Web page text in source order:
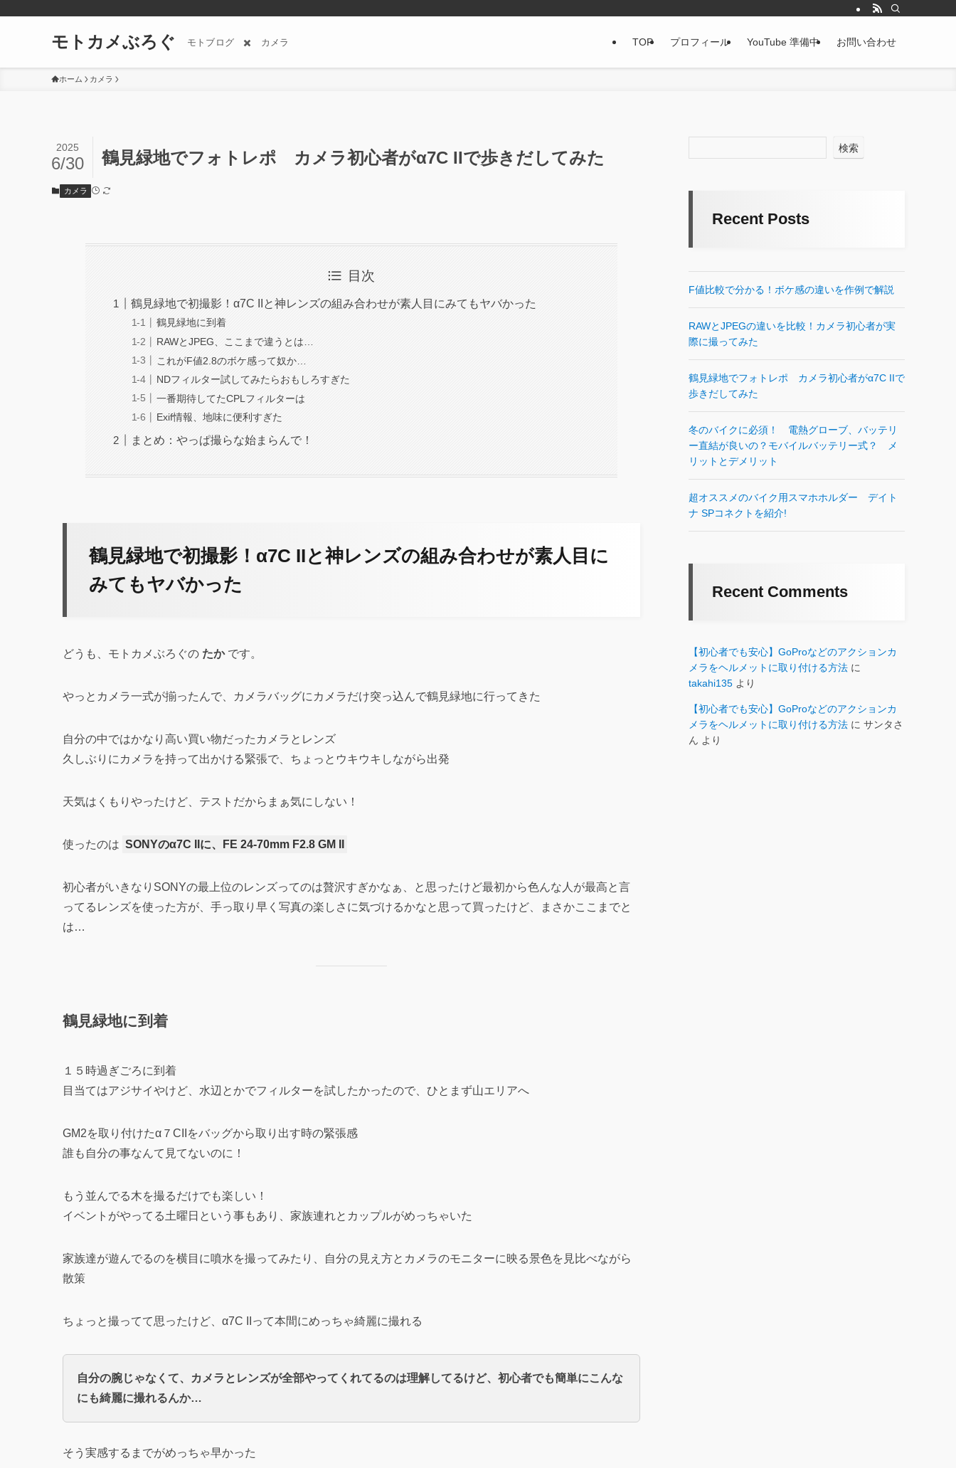
モトカメぶろぐ モトブログ ✖️ カメラ TOP プロフィール YouTube 準備中 お問い合わせ
ホーム カメラ
鶴見緑地でフォトレポ カメラ初心者がα7C IIで歩きだしてみた
2025
6/30
カメラ
目次
鶴見緑地で初撮影！α7C IIと神レンズの組み合わせが素人目にみてもヤバかった
鶴見緑地に到着
RAWとJPEG、ここまで違うとは…
これがF値2.8のボケ感って奴か…
NDフィルター試してみたらおもしろすぎた
一番期待してたCPLフィルターは
Exif情報、地味に便利すぎた
まとめ：やっぱ撮らな始まらんで！
鶴見緑地で初撮影！α7C IIと神レンズの組み合わせが素人目に
みてもヤバかった
どうも、モトカメぶろぐの たかです。
やっとカメラ一式が揃ったんで、カメラバッグにカメラだけ突っ込んで鶴見緑地に行ってきた
自分の中ではかなり高い買い物だったカメラとレンズ
久しぶりにカメラを持って出かける緊張で、ちょっとウキウキしながら出発
天気はくもりやったけど、テストだからまぁ気にしない！
使ったのは SONYのα7C IIに、FE 24-70mm F2.8 GM II
初心者がいきなりSONYの最上位のレンズってのは贅沢すぎかなぁ、と思ったけど最初から色んな人が最高と言
ってるレンズを使った方が、手っ取り早く写真の楽しさに気づけるかなと思って買ったけど、まさかここまでと
は…
鶴見緑地に到着
１５時過ぎごろに到着
目当てはアジサイやけど、水辺とかでフィルターを試したかったので、ひとまず山エリアへ
GM2を取り付けたα７CIIをバッグから取り出す時の緊張感
誰も自分の事なんて見てないのに！
もう並んでる木を撮るだけでも楽しい！
イベントがやってる土曜日という事もあり、家族連れとカップルがめっちゃいた
家族達が遊んでるのを横目に噴水を撮ってみたり、自分の見え方とカメラのモニターに映る景色を見比べながら
散策
ちょっと撮ってて思ったけど、α7C IIって本間にめっちゃ綺麗に撮れる
自分の腕じゃなくて、カメラとレンズが全部やってくれてるのは理解してるけど、初心者でも簡単にこんな
にも綺麗に撮れるんか…
そう実感するまでがめっちゃ早かった
検索
Recent Posts
F値比較で分かる！ボケ感の違いを作例で解説
RAWとJPEGの違いを比較！カメラ初心者が実
際に撮ってみた
鶴見緑地でフォトレポ カメラ初心者がα7C IIで
歩きだしてみた
冬のバイクに必須！ 電熱グローブ、バッテリ
ー直結が良いの？モバイルバッテリー式？ メ
リットとデメリット
超オススメのバイク用スマホホルダー デイト
ナ SPコネクトを紹介!
Recent Comments
【初心者でも安心】GoProなどのアクションカ
メラをヘルメットに取り付ける方法 に
takahi135 より
【初心者でも安心】GoProなどのアクションカ
メラをヘルメットに取り付ける方法 に サンタさ
ん より